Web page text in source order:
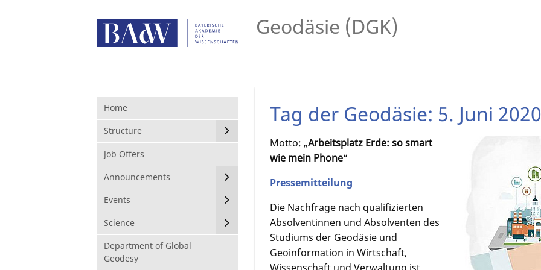
Geodäsie (DGK)
Home
Structure
Job Offers
Announcements
Events
Science
Department of Global
Geodesy
Tag der Geodäsie: 5. Juni
Motto: „Arbeitsplatz Erde: so smart
wie mein Phone“
Pressemitteilung
Die Nachfrage nach qualifizierten
Absolventinnen und Absolventen des
Studiums der Geodäsie und
Geoinformation in Wirtschaft,